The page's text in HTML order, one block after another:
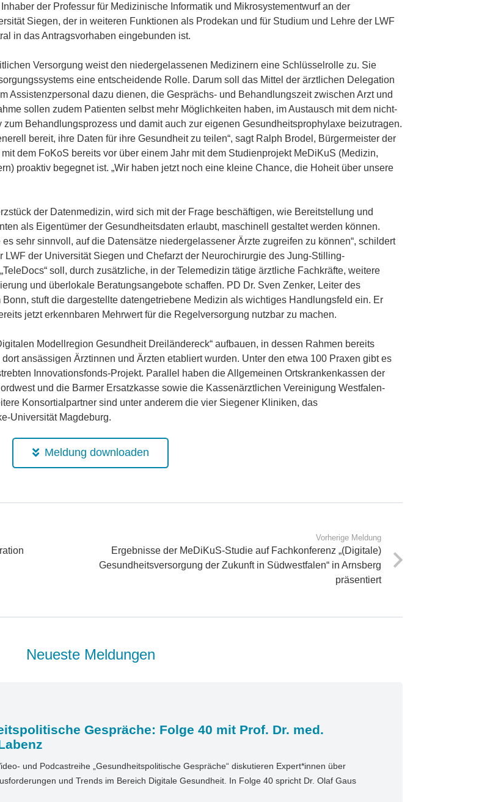
der Professur für Medizinische Informatik und Mikrosystementwurf an der
Siegen, der in weiteren Funktionen als Prodekan und für Studium und Lehre der LWF
in das Antragsvorhaben eingebunden ist.
Versorgung weist den niedergelassenen Medizinern eine Schlüsselrolle zu. Sie
eine entscheidende Rolle. Darum soll das Mittel der ärztlichen Delegation
Assistenzpersonal dazu dienen, die Gesprächs- und Behandlungszeit zwischen Arzt und
sollen zudem Patienten selbst mehr Möglichkeiten haben, im Austausch mit dem nicht-
Behandlungsprozess und damit auch zur eigenen Gesundheitsprophylaxe beizutragen.
bereit, ihre Daten für ihre Gesundheit zu teilen“, sagt Ralph Brodel, Bürgermeister der
dem FoKoS bereits vor über einem Jahr mit dem Studienprojekt MeDiKuS (Medizin,
proaktiv begegnet ist. „Wir haben jetzt noch eine kleine Chance, die Hoheit über unsere
der Datenmedizin, wird sich mit der Frage beschäftigen, wie Bereitstellung und
als Eigentümer der Gesundheitsdaten erlaubt, maschinell gestaltet werden können.
sehr sinnvoll, auf die Datensätze niedergelassener Ärzte zugreifen zu können“, schildert
LWF der Universität Siegen und Chefarzt der Neurochirurgie des Jung-Stilling-
soll, durch zusätzliche, in der Telemedizin tätige ärztliche Fachkräfte, weitere
und überlokale Beratungsangebote schaffen. PD Dr. Sven Zenker, Leiter des
stuft die dargestellte datengetriebene Medizin als wichtiges Handlungsfeld ein. Er
jetzt erkennbaren Mehrwert für die Regelversorgung nutzbar zu machen.
Modellregion Gesundheit Dreiländereck“ aufbauen, in dessen Rahmen bereits
ansässigen Ärztinnen und Ärzten etabliert wurden. Unter den etwa 100 Praxen gibt es
Innovationsfonds-Projekt. Parallel haben die Allgemeinen Ortskrankenkassen der
und die Barmer Ersatzkasse sowie die Kassenärztlichen Vereinigung Westfalen-
Konsortialpartner sind unter anderem die vier Siegener Kliniken, das
Universität Magdeburg.
Meldung downloaden
Vorherige Meldung
Ergebnisse der MeDiKuS-Studie auf Fachkonferenz „(Digitale)
Gesundheitsversorgung der Zukunft in Südwestfalen“ in Arnsberg
präsentiert
Neueste Meldungen
Gespräche: Folge 40 mit Prof. Dr. med.
und Podcastreihe „Gesundheitspolitische Gespräche“ diskutieren Expert*innen über
und Trends im Bereich Digitale Gesundheit. In Folge 40 spricht Dr. Olaf Gaus